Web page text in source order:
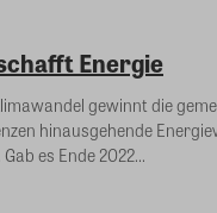
Energie
gewinnt die
hinausgehende
es Ende 2022...